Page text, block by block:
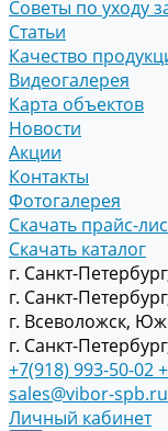
Советы по уходу
Статьи
Качество
Видеогалерея
Карта объектов
Новости
Акции
Контакты
Фотогалерея
Скачать прайс-
Скачать каталог
г. Санкт-
г. Санкт-
г. Всеволожск,
г. Санкт-
+7(918) 993-50-02
sales@vibor-spb.ru
Личный кабинет